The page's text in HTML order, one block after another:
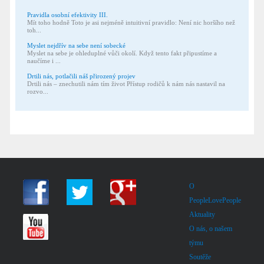
Pravidla osobní efektivity III.
Mít toho hodně Toto je asi nejméně intuitivní pravidlo: Není nic horšího než
toh...
Myslet nejdřív na sebe není sobecké
Myslet na sebe je ohleduplné vůči okolí. Když tento fakt připustíme a
naučíme i ...
Drtili nás, potlačili náš přirozený projev
Drtili nás – znechutili nám tím život Přístup rodičů k nám nás nastavil na
rozvo...
O
PeopleLovePeople
Aktuality
O nás, o našem
týmu
Soutěže